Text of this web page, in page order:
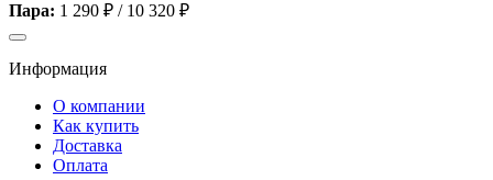
Пара: 1 290 ₽ / 10 320 ₽
Информация
О компании
Как купить
Доставка
Оплата